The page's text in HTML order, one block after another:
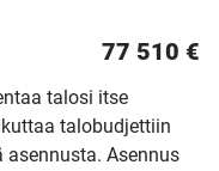
77 510 €
talosi itse
talobudjettiin
Asennus